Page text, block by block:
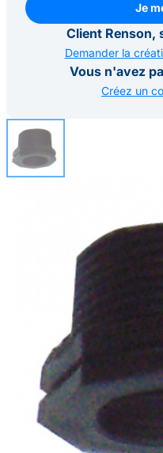
Je
Je
Client Renson,
Demander la
Vous n'avez
Créez un